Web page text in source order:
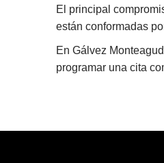
El principal
están conformadas
En Gálvez
programar una cita